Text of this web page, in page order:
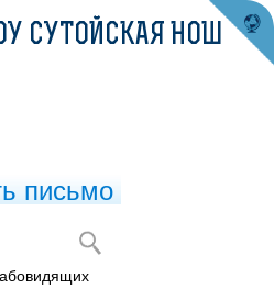
СУТОЙСКАЯ НОШ
письмо